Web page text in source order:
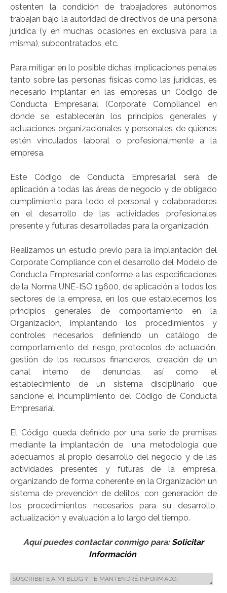
ostenten la condición de trabajadores autónomos
trabajan bajo la autoridad de directivos de una persona
jurídica (y en muchas ocasiones en exclusiva para la
misma), subcontratados, etc.
Para mitigar en lo posible dichas implicaciones penales
tanto sobre las personas físicas como las jurídicas, es
necesario implantar en las empresas un Código de
Conducta Empresarial (Corporate Compliance) en
donde se establecerán los principios generales y
actuaciones organizacionales y personales de quienes
estén vinculados laboral o profesionalmente a la
empresa.
Este Código de Conducta Empresarial será de
aplicación a todas las áreas de negocio y de obligado
cumplimiento para todo el personal y colaboradores
en el desarrollo de las actividades profesionales
presente y futuras desarrolladas para la organización.
Realizamos un estudio previo para la implantación del
Corporate Compliance con el desarrollo del Modelo de
Conducta Empresarial conforme a las especificaciones
de la Norma UNE-ISO 19600, de aplicación a todos los
sectores de la empresa, en los que establecemos los
principios generales de comportamiento en la
Organización, implantando los procedimientos y
controles necesarios, definiendo un catálogo de
comportamiento del riesgo, protocolos de actuación,
gestión de los recursos financieros, creación de un
canal interno de denuncias, así como el
establecimiento de un sistema disciplinario que
sancione el incumplimiento del Código de Conducta
Empresarial.
El Código queda definido por una serie de premisas
mediante la implantación de una metodología que
adecuamos al propio desarrollo del negocio y de las
actividades presentes y futuras de la empresa,
organizando de forma coherente en la Organización un
sistema de prevención de delitos, con generación de
los procedimientos necesarios para su desarrollo,
actualización y evaluación a lo largo del tiempo.
Aquí puedes contactar conmigo para:Solicitar
Información